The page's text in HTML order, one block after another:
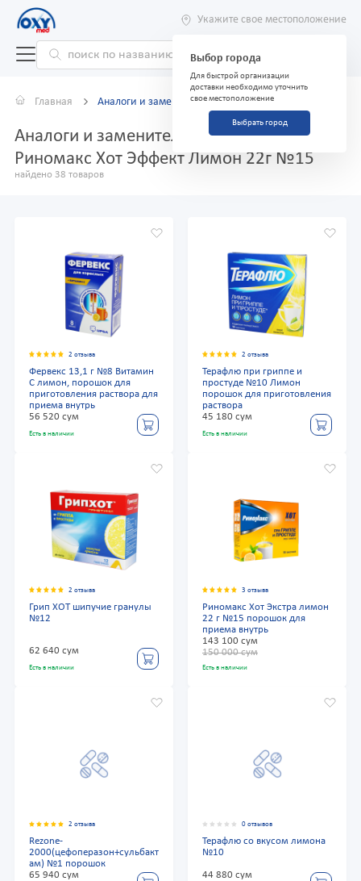
Укажите свое местоположение
Выбор города
Для быстрой организации
доставки необходимо уточнить
свое местоположение
Выбрать город
Главная Аналоги и заменители
Аналоги и заменители препарата
Риномакс Хот Эффект Лимон 22г №15
найдено 38 товаров
2 отзыва
Фервекс 13,1 г №8 Витамин
С лимон, порошок для
приготовления раствора для
приема внутрь
56 520 сум
Есть в наличии
2 отзыва
Терафлю при гриппе и
простуде №10 Лимон
порошок для приготовления
раствора
45 180 сум
Есть в наличии
2 отзыва
Грип ХОТ шипучие гранулы
№12
62 640 сум
Есть в наличии
3 отзыва
Риномакс Хот Экстра лимон
22 г №15 порошок для
приема внутрь
143 100 сум
150 000 сум
Есть в наличии
2 отзыва
Rezone-
2000(цефоперазон+сульбакт
ам) №1 порошок
65 940 сум
0 отзывов
Терафлю со вкусом лимона
№10
44 880 сум